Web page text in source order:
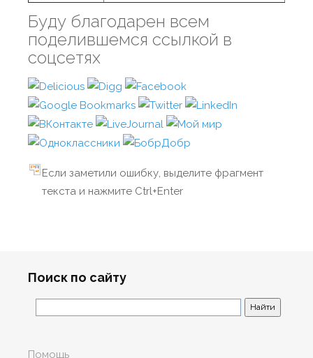
Буду благодарен всем
поделившемся ссылкой в
соцсетях
Если заметили ошибку, выделите фрагмент
текста и нажмите Ctrl+Enter
Поиск по сайту
Помощь